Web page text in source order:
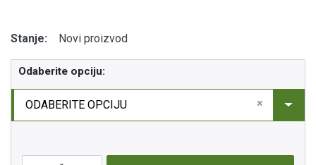
Stanje: Novi proizvod
Odaberite opciju:
×
ODABERITE OPCIJU